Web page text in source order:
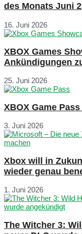
des Monats Juni
16. Juni 2026
XBOX Games
Ankündigungen
25. Juni 2026
XBOX Game
3. Juni 2026
Xbox will in
wieder genau
1. Juni 2026
The Witcher 3: